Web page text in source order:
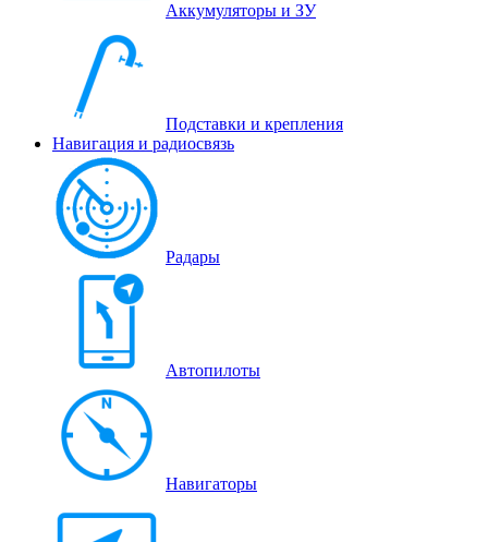
Аккумуляторы и ЗУ
Подставки и крепления
Навигация и радиосвязь
Радары
Автопилоты
Навигаторы